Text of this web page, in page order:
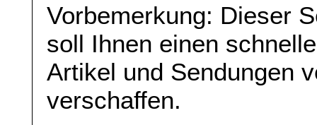
Vorbemerkung: Dieser
soll Ihnen einen
Artikel und Sendungen
verschaffen.